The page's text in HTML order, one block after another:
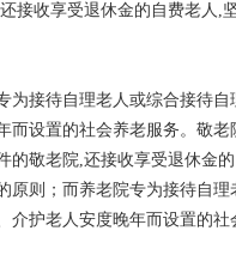
接收享受退休金的自费老人,
为接待自理老人或综合接待
而设置的社会养老服务。敬老
的敬老院,还接收享受退休金
原则；而养老院专为接待自
介护老人安度晚年而设置的社